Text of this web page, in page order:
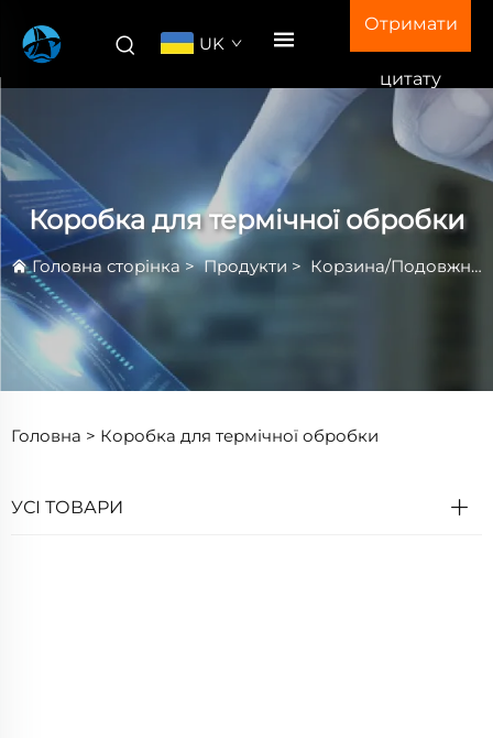
UK
Отримати
цитату
Коробка для термічної обробки
Головна сторінка>Продукти > Корзина/Подовжник для термічної обробки
Головна > Коробка для термічної обробки
УСІ ТОВАРИ